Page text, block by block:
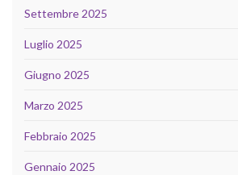
Settembre 2025
Luglio 2025
Giugno 2025
Marzo 2025
Febbraio 2025
Gennaio 2025